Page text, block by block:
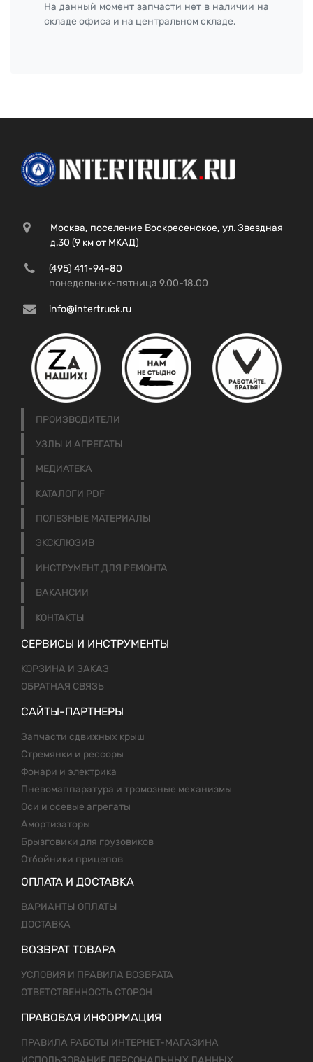
На данный момент запчасти нет в наличии на
складе офиса и на центральном складе.
Москва, поселение Воскресенское, ул. Звездная
д.30 (9 км от МКАД)
(495) 411-94-80
понедельник-пятница 9.00-18.00
info@intertruck.ru
ПРОИЗВОДИТЕЛИ
УЗЛЫ И АГРЕГАТЫ
МЕДИАТЕКА
КАТАЛОГИ PDF
ПОЛЕЗНЫЕ МАТЕРИАЛЫ
ЭКСКЛЮЗИВ
ИНСТРУМЕНТ ДЛЯ РЕМОНТА
ВАКАНСИИ
КОНТАКТЫ
СЕРВИСЫ И ИНСТРУМЕНТЫ
КОРЗИНА И ЗАКАЗ
ОБРАТНАЯ СВЯЗЬ
САЙТЫ-ПАРТНЕРЫ
Запчасти сдвижных крыш
Стремянки и рессоры
Фонари и электрика
Пневомаппаратура и тромозные механизмы
Оси и осевые агрегаты
Амортизаторы
Брызговики для грузовиков
Отбойники прицепов
ОПЛАТА И ДОСТАВКА
ВАРИАНТЫ ОПЛАТЫ
ДОСТАВКА
ВОЗВРАТ ТОВАРА
УСЛОВИЯ И ПРАВИЛА ВОЗВРАТА
ОТВЕТСТВЕННОСТЬ СТОРОН
ПРАВОВАЯ ИНФОРМАЦИЯ
ПРАВИЛА РАБОТЫ ИНТЕРНЕТ-МАГАЗИНА